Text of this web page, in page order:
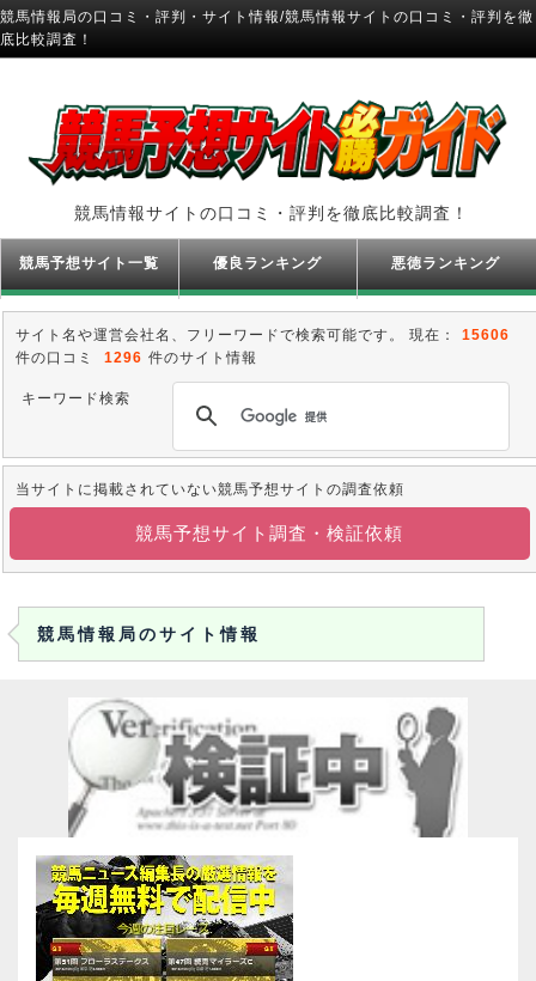
競馬情報局の口コミ・評判・サイト情報/競馬情報サイトの口コミ・評判を徹
底比較調査！
競馬情報サイトの口コミ・評判を徹底比較調査！
競馬予想サイト一覧 優良ランキング 悪徳ランキング
サイト名や運営会社名、フリーワードで検索可能です。 現在：
15606
件の口コミ
1296 件のサイト情報
キーワード検索
当サイトに掲載されていない競馬予想サイトの調査依頼
競馬予想サイト調査・検証依頼
競馬情報局のサイト情報